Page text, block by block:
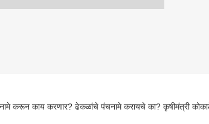
करून काय करणार? ढेकळांचे पंचनामे करायचे का? कृषीमंत्री